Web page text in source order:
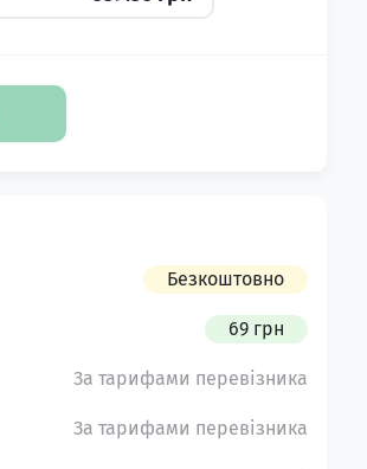
Безкоштовно
69 грн
За тарифами перевізника
За тарифами перевізника